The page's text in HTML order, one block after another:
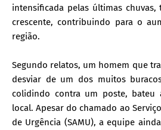
intensificada pelas últimas
crescente, contribuindo para o
região.
Segundo relatos, um homem que
desviar de um dos muitos
colidindo contra um poste, bateu
local. Apesar do chamado ao
de Urgência (SAMU), a equipe